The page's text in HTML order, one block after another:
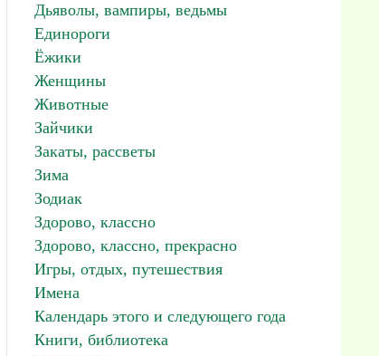
Дьяволы, вампиры, ведьмы
Единороги
Ёжики
Женщины
Животные
Зайчики
Закаты, рассветы
Зима
Зодиак
Здорово, классно
Здорово, классно, прекрасно
Игры, отдых, путешествия
Имена
Календарь этого и следующего года
Книги, библиотека